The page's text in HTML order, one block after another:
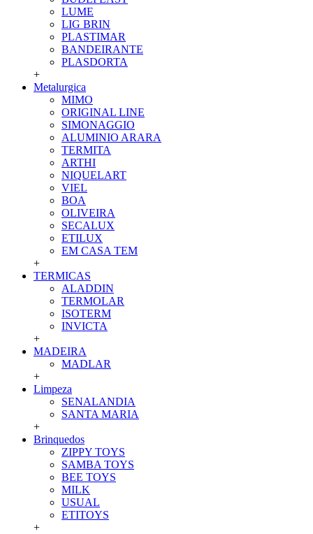
LUME
LIG BRIN
PLASTIMAR
BANDEIRANTE
PLASDORTA
+
Metalurgica
MIMO
ORIGINAL LINE
SIMONAGGIO
ALUMINIO ARARA
TERMITA
ARTHI
NIQUELART
VIEL
BOA
OLIVEIRA
SECALUX
ETILUX
EM CASA TEM
+
TERMICAS
ALADDIN
TERMOLAR
ISOTERM
INVICTA
+
MADEIRA
MADLAR
+
Limpeza
SENALANDIA
SANTA MARIA
+
Brinquedos
ZIPPY TOYS
SAMBA TOYS
BEE TOYS
MILK
USUAL
ETITOYS
+